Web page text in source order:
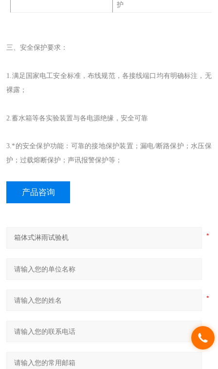
护
三、安全保护要求：
1.满足国家电工安全标准，布线规范，各接线端口均有明确标注，无
裸露；
2.蓄水箱等各实验装置与各电源绝缘，安全可靠
3.*的安全保护功能：可靠的接地保护装置；漏电/断路保护；水压保
护；过载熔断保护；声讯报警保护等；
产品咨询